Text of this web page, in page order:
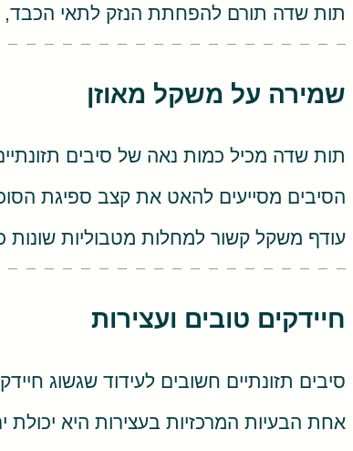
תות שדה תורם להפחתת הנזק לתאי הכבד,
שמירה על משקל מאוזן
תות שדה מכיל כמות נאה של סיבים
הסיבים מסייעים להאט את קצב ספיגת
עודף משקל קשור למחלות מטבוליות שונות כגון סוכרת סוג 2, כולסטרול, מחלות לב וכבד שומני. היכולת להגיע למשקל תקין ולשמור
חיידקים טובים ועצירות
סיבים תזונתיים חשובים לעידוד שגשוג
אחת הבעיות המרכזיות בעצירות היא